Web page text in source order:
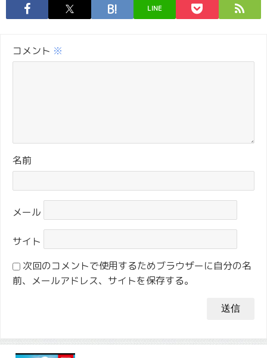
LINE
コメント ※
名前
メール
サイト
次回のコメントで使用するためブラウザーに自分の名
前、メールアドレス、サイトを保存する。